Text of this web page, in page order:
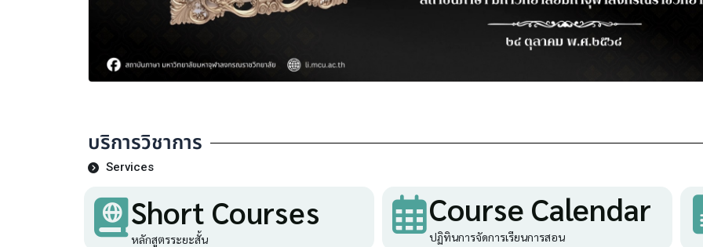
บริการวิชาการ
Services
Short Courses
หลักสูตรระยะสั้น
Course Calendar
ปฏิทินการจัดการเรียนการสอน